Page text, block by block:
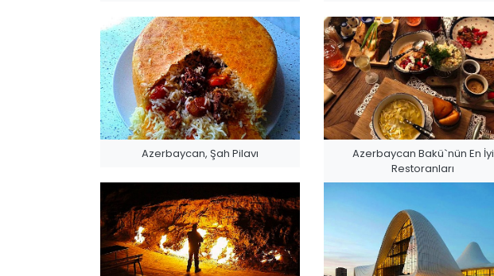
Azerbaycan, Şah Pilavı
Azerbaycan Bakü`nün En İyi
Restoranları